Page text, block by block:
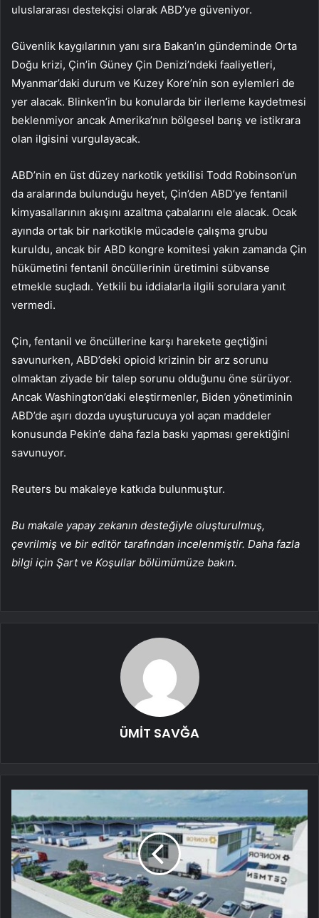
uluslararası destekçisi olarak ABD’ye güveniyor.
Güvenlik kaygılarının yanı sıra Bakan’ın gündeminde Orta
Doğu krizi, Çin’in Güney Çin Denizi’ndeki faaliyetleri,
Myanmar’daki durum ve Kuzey Kore’nin son eylemleri de
yer alacak. Blinken’in bu konularda bir ilerleme kaydetmesi
beklenmiyor ancak Amerika’nın bölgesel barış ve istikrara
olan ilgisini vurgulayacak.
ABD’nin en üst düzey narkotik yetkilisi Todd Robinson’un
da aralarında bulunduğu heyet, Çin’den ABD’ye fentanil
kimyasallarının akışını azaltma çabalarını ele alacak. Ocak
ayında ortak bir narkotikle mücadele çalışma grubu
kuruldu, ancak bir ABD kongre komitesi yakın zamanda Çin
hükümetini fentanil öncüllerinin üretimini sübvanse
etmekle suçladı. Yetkili bu iddialarla ilgili sorulara yanıt
vermedi.
Çin, fentanil ve öncüllerine karşı harekete geçtiğini
savunurken, ABD’deki opioid krizinin bir arz sorunu
olmaktan ziyade bir talep sorunu olduğunu öne sürüyor.
Ancak Washington’daki eleştirmenler, Biden yönetiminin
ABD’de aşırı dozda uyuşturucuya yol açan maddeler
konusunda Pekin’e daha fazla baskı yapması gerektiğini
savunuyor.
Reuters bu makaleye katkıda bulunmuştur.
Bu makale yapay zekanın desteğiyle oluşturulmuş,
çevrilmiş ve bir editör tarafından incelenmiştir. Daha fazla
bilgi için Şart ve Koşullar bölümümüze bakın.
ÜMİT SAVĞA